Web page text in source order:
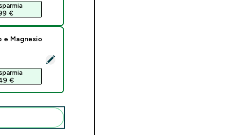
€‎
di Zinco e Magnesio - 30Capsule
e Magnesio
price
€‎